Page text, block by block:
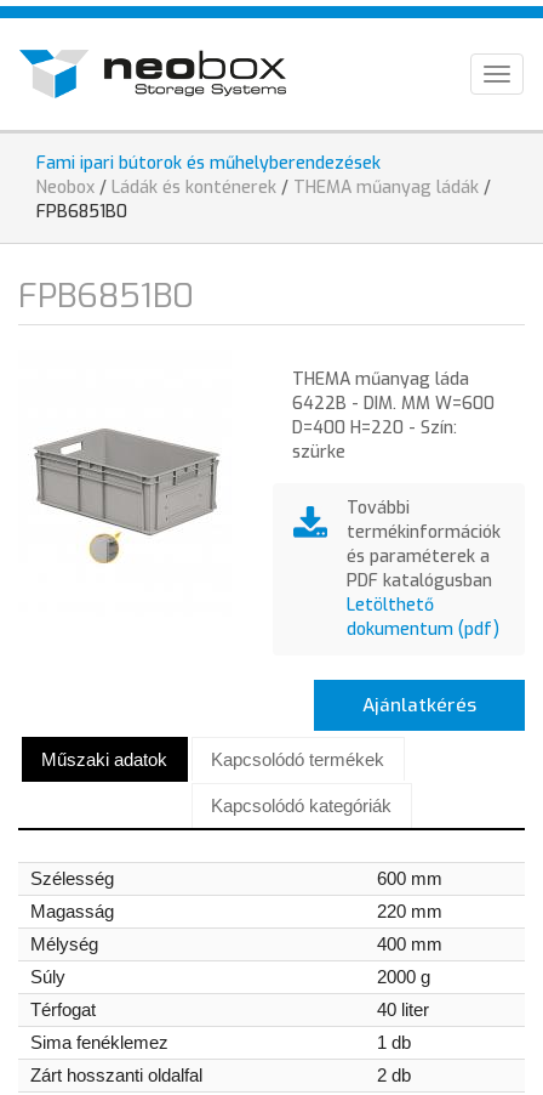
Ugrás
tartalomra
EN
Fami ipari bútorok és műhelyberendezések
Jelenlegi
hely
Neobox / Ládák és konténerek / THEMA műanyag ládák /
FPB6851B0
FPB6851B0
THEMA műanyag láda
6422B - DIM. MM W=600
D=400 H=220 - Szín:
szürke
További
termékinformációk
és paraméterek a
PDF katalógusban
Letölthető
dokumentum (pdf)
Ajánlatkérés
Műszaki adatok Kapcsolódó termékek
Kapcsolódó kategóriák
Szélesség
600 mm
Magasság
220 mm
Mélység
400 mm
Súly
2000 g
Térfogat
40 liter
Sima fenéklemez
1 db
Zárt hosszanti oldalfal
2 db